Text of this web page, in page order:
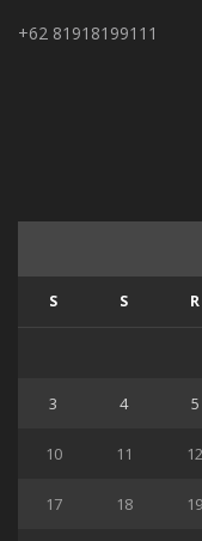
+62 81918199111
S S R
3 4 5
10 11 12
17 18 19